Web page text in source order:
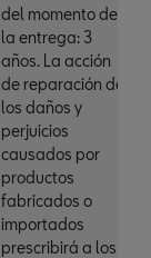
del momento de
la entrega: 3
años. La acción
de reparación de
los daños y
perjuicios
causados por
productos
fabricados o
importados
prescribirá a los